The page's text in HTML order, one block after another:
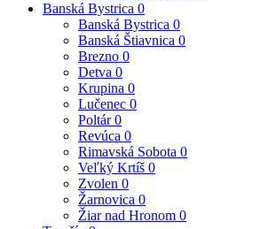
Banská Bystrica 0
Banská Bystrica 0
Banská Štiavnica 0
Brezno 0
Detva 0
Krupina 0
Lučenec 0
Poltár0
Revúca 0
Rimavská Sobota 0
Veľký Krtíš 0
Zvolen 0
Žarnovica 0
Žiar nad Hronom 0